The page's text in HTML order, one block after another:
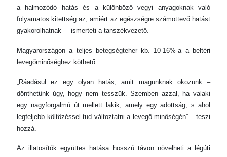
a halmozódó hatás és a különböző vegyi anyagoknak való
folyamatos kitettség az, amiért az egészségre számottevő hatást
gyakorolhatnak” – ismerteti a tanszékvezető.
Magyarországon a teljes betegségteher kb. 10-16%-a a beltéri
levegőminőséghez köthető.
„Ráadásul ez egy olyan hatás, amit magunknak okozunk –
dönthetünk úgy, hogy nem tesszük. Szemben azzal, ha valaki
egy nagyforgalmú út mellett lakik, amely egy adottság, s ahol
legfeljebb költözéssel tud változtatni a levegő minőségén” – teszi
hozzá.
Az illatosítók együttes hatása hosszú távon növelheti a légúti